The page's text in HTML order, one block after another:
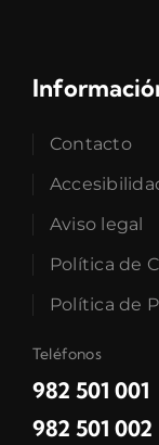
Contacto
Aviso legal
Política de
Política de
Teléfonos
982 501 001
982 501 002